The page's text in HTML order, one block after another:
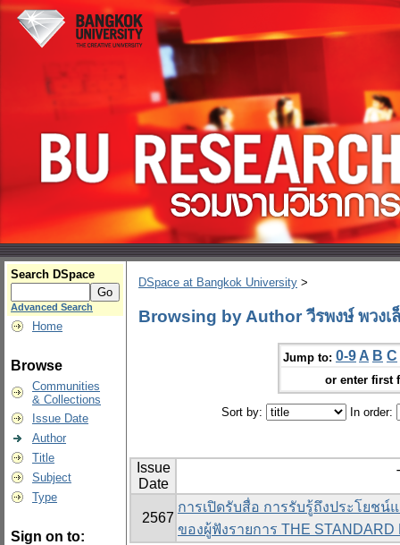
Search DSpace
Advanced Search
Home
Browse
Communities
& Collections
Issue Date
Author
Title
Subject
Type
Sign on to:
DSpace at Bangkok University >
Browsing by Author วีรพงษ์ พวงเ
Jump to: 0-9 A B C
or enter first
Sort by: In order:
Issue
Date
2567
การเปิดรับสื่อ การรับรู้ถึงประโยช
ของผู้ฟังรายการ THE STANDARD